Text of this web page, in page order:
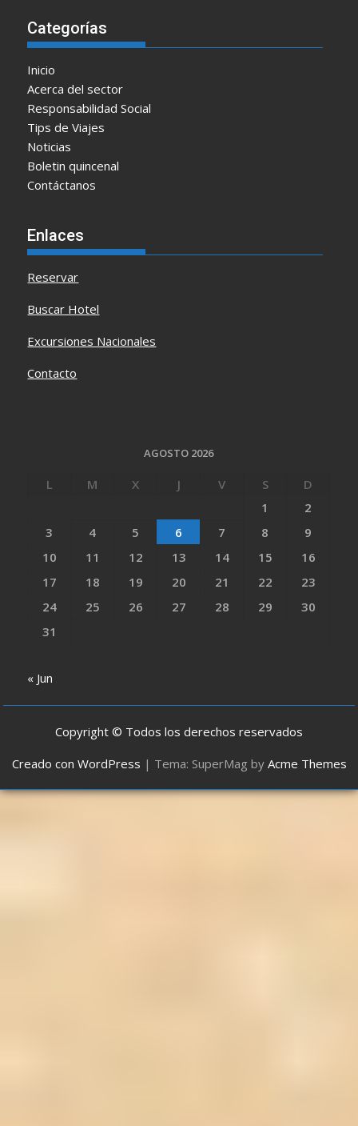
Categorías
Inicio
Acerca del sector
Responsabilidad Social
Tips de Viajes
Noticias
Boletin quincenal
Contáctanos
Enlaces
Reservar
Buscar Hotel
Excursiones Nacionales
Contacto
AGOSTO 2026
L M X J V S
D
1
2
3
4 5 6 7 8
9
10
11 12 13 14 15
16
17
18 19 20 21 22
23
24
25 26 27 28 29
30
31
« Jun
Copyright © Todos los derechos reservados
Creado con WordPress | Tema: SuperMag by Acme Themes